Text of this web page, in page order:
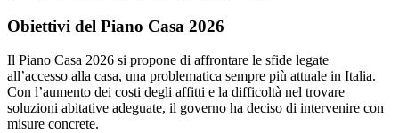
Obiettivi del Piano Casa 2026
Il Piano Casa 2026 si propone di affrontare le sfide legate
all’accesso alla casa, una problematica sempre più attuale in Italia.
Con l’aumento dei costi degli affitti e la difficoltà nel trovare
soluzioni abitative adeguate, il governo ha deciso di intervenire con
misure concrete.